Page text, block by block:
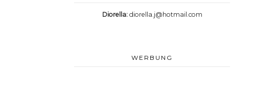
Diorella: diorella.j@hotmail.com
WERBUNG